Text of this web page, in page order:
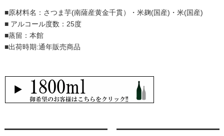
■原材料名：さつま芋(南薩産黄金千貫）・米麹(国産)・米(国産)
■ アルコール度数：25度
■蒸留：本館
■出荷時期:通年販売商品